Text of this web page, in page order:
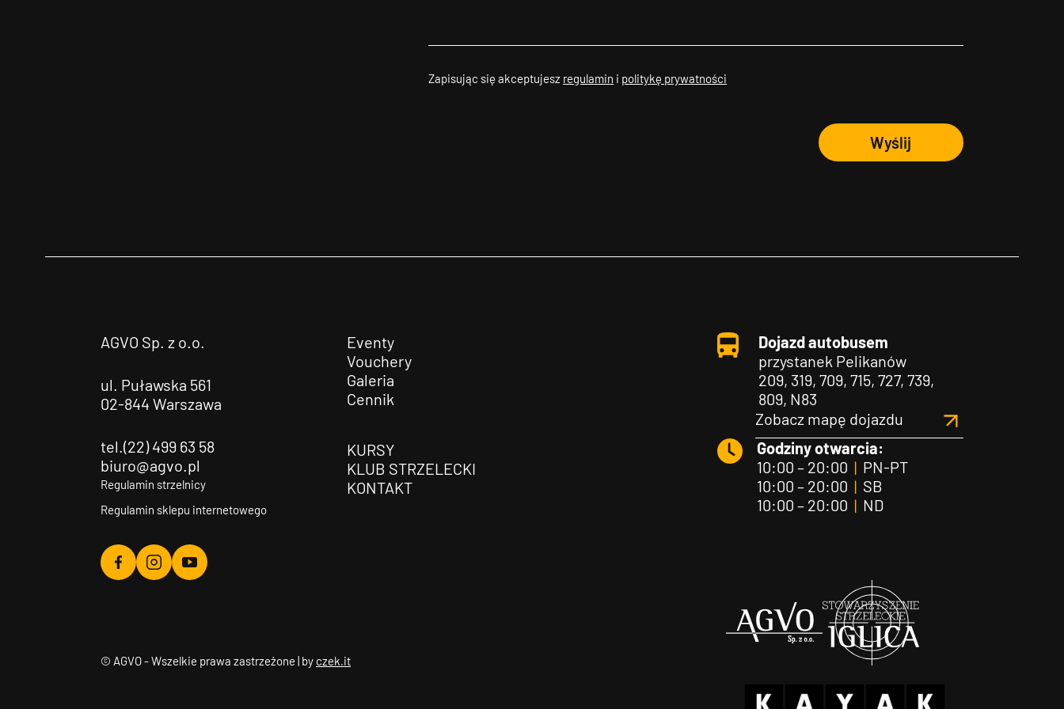
Zapisując się akceptujesz regulamin i politykę prywatności
Wyślij
AGVO Sp. z o.o.
ul. Puławska 561
02-844 Warszawa
tel.(22) 499 63 58
biuro@agvo.pl
Regulamin strzelnicy
Regulamin sklepu internetowego
Agvo
Agvo
Agvo
Eventy
Vouchery
Galeria
Cennik
KURSY
KLUB STRZELECKI
KONTAKT
Dojazd autobusem
przystanek Pelikanów
209, 319, 709, 715, 727, 739,
809, N83
Zobacz mapę dojazdu
Godziny otwarcia:
10:00 – 20:00 |PN-PT
10:00 – 20:00 |SB
10:00 – 20:00 |ND
© AGVO - Wszelkie prawa zastrzeżone | by czek.it
Agvo Iglica